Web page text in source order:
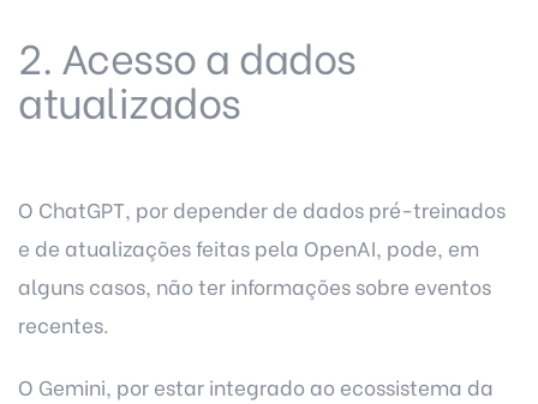
2. Acesso a dados
atualizados
O ChatGPT, por depender de dados pré-treinados
e de atualizações feitas pela OpenAI, pode, em
alguns casos, não ter informações sobre eventos
recentes.
O Gemini, por estar integrado ao ecossistema da